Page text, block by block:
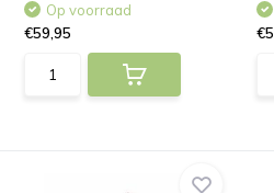
Op voorraad
€59,95